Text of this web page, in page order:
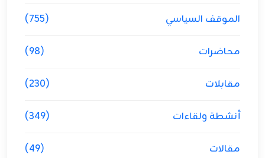
الموقف السياسي (755)
محاضرات (98)
مقابلات (230)
أنشطة ولقاءات (349)
مقالات (49)